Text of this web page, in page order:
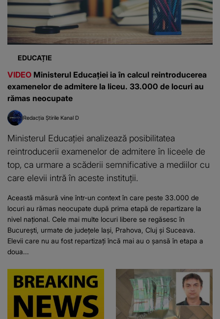
EDUCAȚIE
VIDEO Ministerul Educației ia în calcul reintroducerea
examenelor de admitere la liceu. 33.000 de locuri au
rămas neocupate
Redacția Știrile Kanal D
Ministerul Educației analizează posibilitatea
reintroducerii examenelor de admitere în liceele de
top, ca urmare a scăderii semnificative a mediilor cu
care elevii intră în aceste instituții.
Această măsură vine într-un context în care peste 33.000 de
locuri au rămas neocupate după prima etapă de repartizare la
nivel național. Cele mai multe locuri libere se regăsesc în
București, urmate de județele Iași, Prahova, Cluj și Suceava.
Elevii care nu au fost repartizați încă mai au o șansă în etapa a
doua...